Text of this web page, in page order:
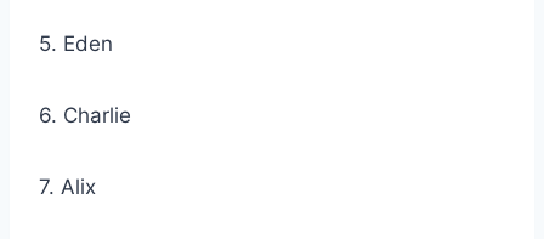
5. Eden
6. Charlie
7. Alix